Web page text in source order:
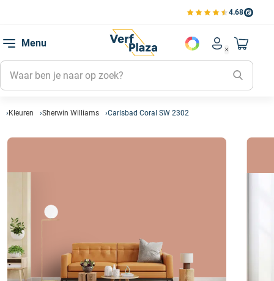
4.68
Bekijk de verfplaza
Menu
Account
Mijn
Mijn
Mijn
Naar
Kleuren Sherwin Williams Carlsbad Coral SW 2302